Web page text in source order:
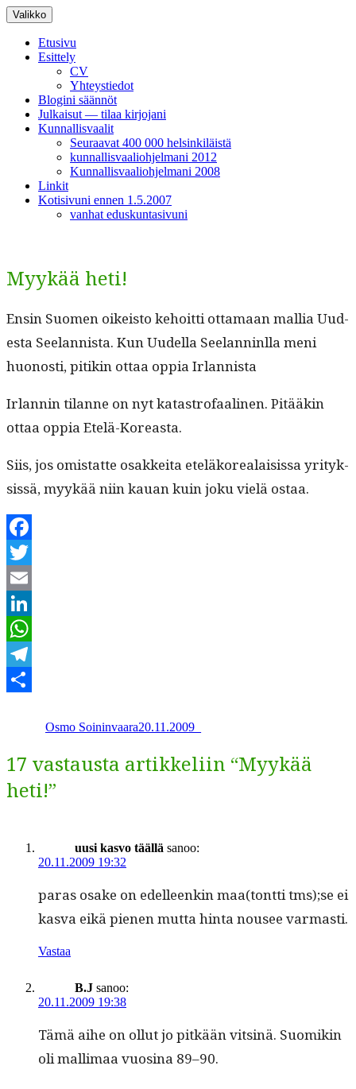
Siirry
sisältöön
Valikko
Etusivu
Esittely
CV
Yhteystiedot
Blogini säännöt
Julkaisut — tilaa kirjojani
Kunnallisvaalit
Seuraavat 400 000 helsinkiläistä
kunnallisvaaliohjelmani 2012
Kunnallisvaaliohjelmani 2008
Linkit
Kotisivuni ennen 1.5.2007
vanhat eduskuntasivuni
Myykää heti!
Ensin Suomen oikeis­to kehoit­ti otta­maan mallia Uud­
es­ta See­lan­nista. Kun Uudel­la See­lan­nin­l­la meni
huonos­ti, pitikin ottaa oppia Irlannista
Irlan­nin tilanne on nyt katas­tro­faa­li­nen. Pitääkin
ottaa oppia Etelä-Koreasta.
Siis, jos omis­tat­te osakkei­ta eteläko­re­alai­sis­sa yri­tyk­
sis­sä, myykää niin kauan kuin joku vielä ostaa.
Facebook
Twitter
Email
LinkedIn
WhatsApp
Telegram
Osmo Soininvaara20.11.2009
17 vastausta artikkeliin “Myykää
heti!”
uusi kasvo täällä sanoo:
20.11.2009 19:32
paras osake on edelleenkin maa(tontti tms);se ei
kas­va eikä pienen mut­ta hin­ta nousee varmasti.
Vastaa
B.J sanoo:
20.11.2009 19:38
Tämä aihe on ollut jo pitkään vitsinä. Suomikin
oli malli­maa vuosi­na 89–90.